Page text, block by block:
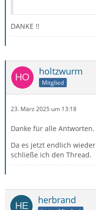
DANKE !!
holtzwurm
Mitglied
23. März 2025 um 13:18
Danke für alle Antworten.
Da es jetzt endlich
schließe ich den Thread.
herbrand